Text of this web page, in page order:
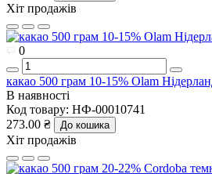
Хіт продажів
0
какао 500 грам 10-15% Olam
В наявності
Код товару: НФ-00010741
273.00 ₴
До кошика
Хіт продажів